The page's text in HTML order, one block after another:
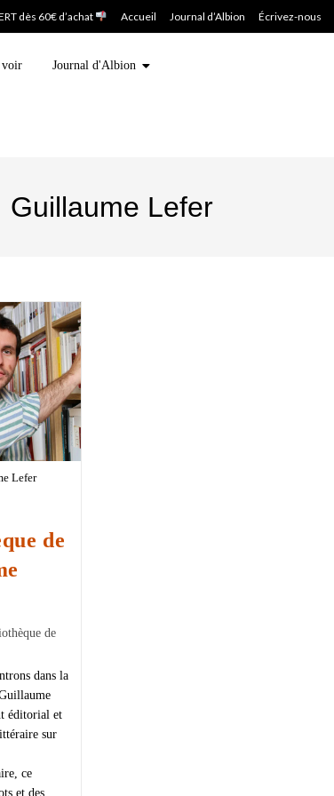
dès 60€ d’achat Accueil Journal d’Albion Écrivez-nous
voir Journal d'Albion
Guillaume Lefer
Lefer
de
de
dans la
éditorial et
sur
ce
et des